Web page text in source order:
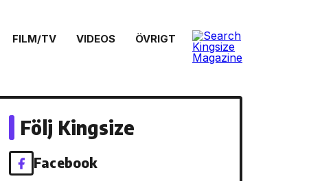
FILM/TV VIDEOS ÖVRIGT
Följ Kingsize
Facebook